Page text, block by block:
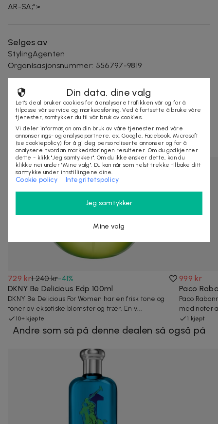
AR-SA;">
Selges av
StylingAgenten
Organisasjonsnummer: 556797-9819
KJØP
Andre som så på denne dealen så også på
729 kr1 240 kr-41%
DKNY Be Delicious Edp 100ml
DKNY Be Delicious For Women har en frisk tone og
toner av eksotiske blomster og trær. En v...
10+ kjøpte
999 kr
Paco
Paco
med noter
1 kjøpt
Andre som så på denne dealen så også på
Din data, dine valg
Let's deal bruker cookies for å analysere trafikken vår og for å
tilpasse vår service og markedsføring. Ved å fortsette å bruke våre
tjenester, samtykker du til vår bruk av cookies.
Vi deler informasjon om din bruk av våre tjenester med våre
annonserings- og analysepartnere, ex. Google, Facebook, Microsoft
(se cookiepolicy) for å gi deg personaliserte annonser og for å
analysere hvordan markedsføringen resulterer. Om du godkjenner
dette - klikk "Jeg samtykker". Om du ikke ønsker dette, kan du
klikke nei under "Mine valg". Du kan når som helst trekke tilbake ditt
samtykke under innstillingene dine.
Cookie policy Integritetspolicy
Jeg samtykker
Mine valg